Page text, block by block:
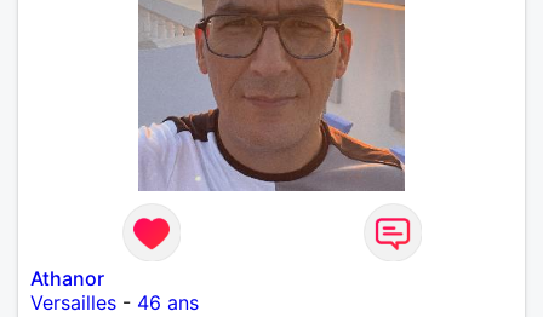
Athanor
Versailles - 46 ans